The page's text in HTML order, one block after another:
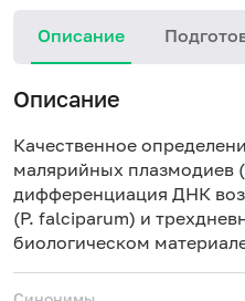
Описание
Описание
Качественное
малярийных плазмодиев
дифференциация ДНК
(P. falciparum) и
биологическом